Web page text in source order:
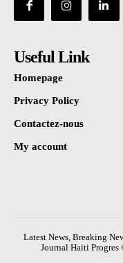
Useful Link
Homepage
Privacy Policy
Contactez-nous
My account
Latest News, Breaking
Journal Haiti